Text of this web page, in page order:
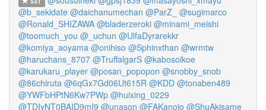
@b_sekidate @daichanumechan @ParZ_ @sugimarco
@Ronald_SHIZAWA @bladerzeroki @minami_meishi
@toomuch_you @_uchun @UlfaDyrarekkr
@komiya_aoyama @onihiso @Sphinxthan @wrmtw
@haruchans_8707 @TruffalgarS @kabosoikoe
@karukaru_player @posan_popopon @snobby_snob
@86chiruta @6qGx7Gd06Ut615R @KDD @tonaben489
@YWFbHPtN6Kw7PWp @huixing_0229
@TDIyNT0BAID9mI9 @unason @FAKanojo @ShuAkisame